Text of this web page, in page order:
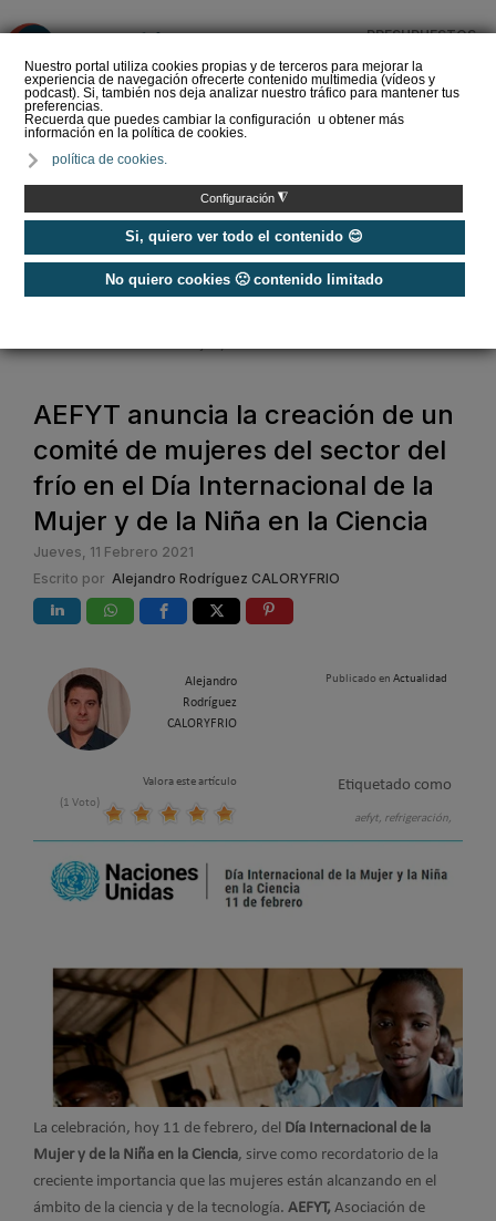
Nuestro portal utiliza cookies propias y de terceros para mejorar la
experiencia de navegación ofrecerte contenido multimedia (vídeos y
podcast). Si, también nos deja analizar nuestro tráfico para mantener tus
preferencias.
Recuerda que puedes cambiar la configuración u obtener más
información en la política de cookies.
política de cookies.
Configuración ◮
Si, quiero ver todo el contenido 😊
No quiero cookies 🙁 contenido limitado
PRESUPUESTOS
del Amperio (Episodio 3)
Noticias / Actualidad
/
AEFYT anuncia la creación de un
comité de mujeres del sector del
frío en el Día Internacional de la
Mujer y de la Niña en la Ciencia
Jueves, 11 Febrero 2021
Escrito por Alejandro Rodríguez CALORYFRIO
Alejandro
Rodríguez
CALORYFRIO
Publicado en Actualidad
Valora este artículo
(1 Voto)
Etiquetado como
aefyt, refrigeración,
La celebración, hoy 11 de febrero, del Día Internacional de la
Mujer y de la Niña en la Ciencia, sirve como recordatorio de la
creciente importancia que las mujeres están alcanzando en el
ámbito de la ciencia y de la tecnología. AEFYT, Asociación de